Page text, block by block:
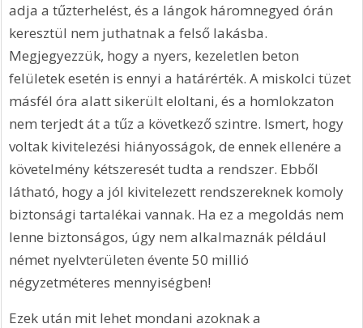
adja a tűzterhelést, és a lángok háromnegyed órán
keresztül nem juthatnak a felső lakásba.
Megjegyezzük, hogy a nyers, kezeletlen beton
felületek esetén is ennyi a határérték. A miskolci tüzet
másfél óra alatt sikerült eloltani, és a homlokzaton
nem terjedt át a tűz a következő szintre. Ismert, hogy
voltak kivitelezési hiányosságok, de ennek ellenére a
követelmény kétszeresét tudta a rendszer. Ebből
látható, hogy a jól kivitelezett rendszereknek komoly
biztonsági tartalékai vannak. Ha ez a megoldás nem
lenne biztonságos, úgy nem alkalmaznák például
német nyelvterületen évente 50 millió
négyzetméteres mennyiségben!
Ezek után mit lehet mondani azoknak a